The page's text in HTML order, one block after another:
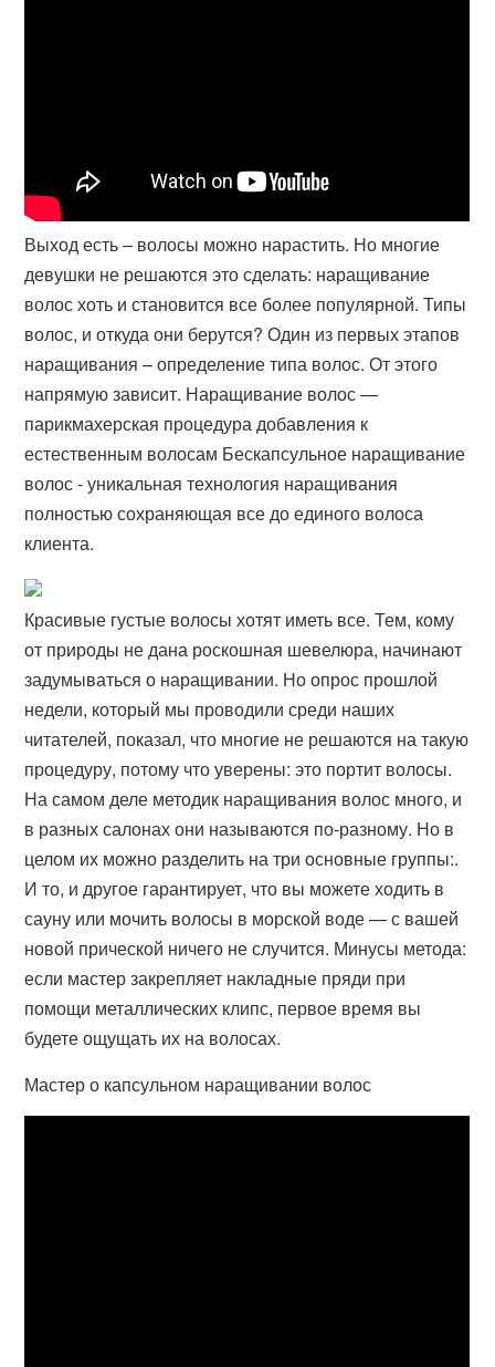
Выход есть – волосы можно нарастить. Но многие
девушки не решаются это сделать: наращивание
волос хоть и становится все более популярной. Типы
волос, и откуда они берутся? Один из первых этапов
наращивания – определение типа волос. От этого
напрямую зависит. Наращивание волос —
парикмахерская процедура добавления к
естественным волосам Бескапсульное наращивание
волос - уникальная технология наращивания
полностью сохраняющая все до единого волоса
клиента.
Красивые густые волосы хотят иметь все. Тем, кому
от природы не дана роскошная шевелюра, начинают
задумываться о наращивании. Но опрос прошлой
недели, который мы проводили среди наших
читателей, показал, что многие не решаются на такую
процедуру, потому что уверены: это портит волосы.
На самом деле методик наращивания волос много, и
в разных салонах они называются по-разному. Но в
целом их можно разделить на три основные группы:.
И то, и другое гарантирует, что вы можете ходить в
сауну или мочить волосы в морской воде — с вашей
новой прической ничего не случится. Минусы метода:
если мастер закрепляет накладные пряди при
помощи металлических клипс, первое время вы
будете ощущать их на волосах.
Мастер о капсульном наращивании волос